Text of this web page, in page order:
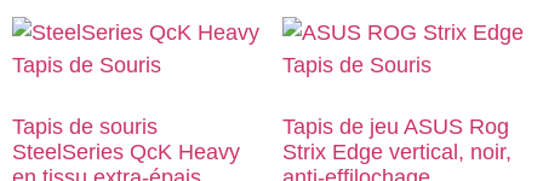
Tapis de souris
SteelSeries QcK Heavy
Tapis de jeu ASUS Rog
Strix Edge vertical, noir,